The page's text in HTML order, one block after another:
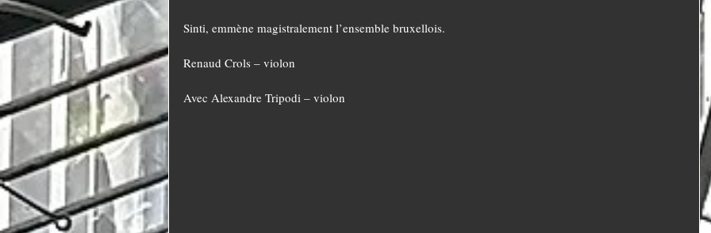
Sinti, emmène magistralement l’ensemble bruxellois.
Renaud Crols – violon
Avec Alexandre Tripodi – violon